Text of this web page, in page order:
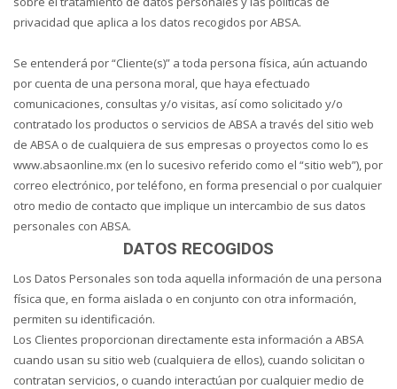
privacidad que aplica a los datos recogidos por ABSA.
Se entenderá por “Cliente(s)” a toda persona física, aún actuando
por cuenta de una persona moral, que haya efectuado
comunicaciones, consultas y/o visitas, así como solicitado y/o
contratado los productos o servicios de ABSA a través del sitio web
de ABSA o de cualquiera de sus empresas o proyectos como lo es
www.absaonline.mx (en lo sucesivo referido como el “sitio web”), por
correo electrónico, por teléfono, en forma presencial o por cualquier
otro medio de contacto que implique un intercambio de sus datos
personales con ABSA.
DATOS RECOGIDOS
Los Datos Personales son toda aquella información de una persona
física que, en forma aislada o en conjunto con otra información,
permiten su identificación.
Los Clientes proporcionan directamente esta información a ABSA
cuando usan su sitio web (cualquiera de ellos), cuando solicitan o
contratan servicios, o cuando interactúan por cualquier medio de